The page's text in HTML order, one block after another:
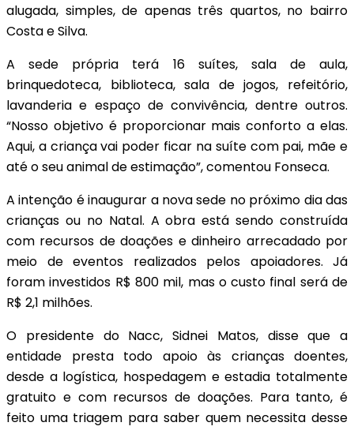
alugada, simples, de apenas três quartos, no bairro
Costa e Silva.
A sede própria terá 16 suítes, sala de aula,
brinquedoteca, biblioteca, sala de jogos, refeitório,
lavanderia e espaço de convivência, dentre outros.
“Nosso objetivo é proporcionar mais conforto a elas.
Aqui, a criança vai poder ficar na suíte com pai, mãe e
até o seu animal de estimação”, comentou Fonseca.
A intenção é inaugurar a nova sede no próximo dia das
crianças ou no Natal. A obra está sendo construída
com recursos de doações e dinheiro arrecadado por
meio de eventos realizados pelos apoiadores. Já
foram investidos R$ 800 mil, mas o custo final será de
R$ 2,1 milhões.
O presidente do Nacc, Sidnei Matos, disse que a
entidade presta todo apoio às crianças doentes,
desde a logística, hospedagem e estadia totalmente
gratuito e com recursos de doações. Para tanto, é
feito uma triagem para saber quem necessita desse